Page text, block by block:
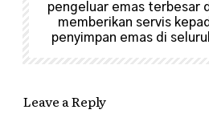
pengeluar emas terbesar
memberikan servis
penyimpan emas di
Leave a Reply